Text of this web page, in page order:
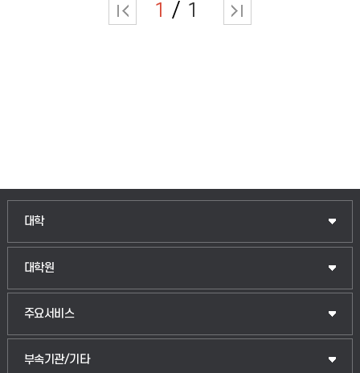
1 1
대학
인문융합공공인재학부
법경영학부
대학원
일반대학원
산업대학원
공공정책대학원
주요서비스
입학안내
웹메일
부속기관/기타
중앙도서관